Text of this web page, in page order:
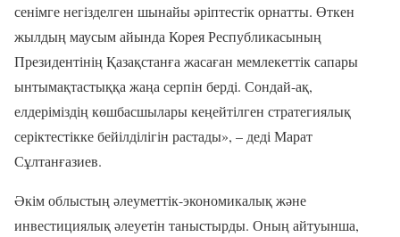
сенімге негізделген шынайы әріптестік орнатты. Өткен
жылдың маусым айында Корея Республикасының
Президентінің Қазақстанға жасаған мемлекеттік сапары
ынтымақтастыққа жаңа серпін берді. Сондай-ақ,
елдеріміздің көшбасшылары кеңейтілген стратегиялық
серіктестікке бейілділігін растады», – деді Марат
Сұлтанғазиев.
Әкім облыстың әлеуметтік-экономикалық және
инвестициялық әлеуетін таныстырды. Оның айтуынша,